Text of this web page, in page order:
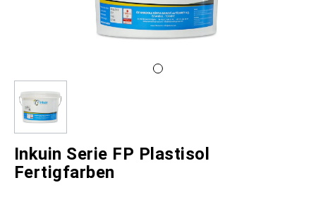
Inkuin Serie FP Plastisol
Fertigfarben